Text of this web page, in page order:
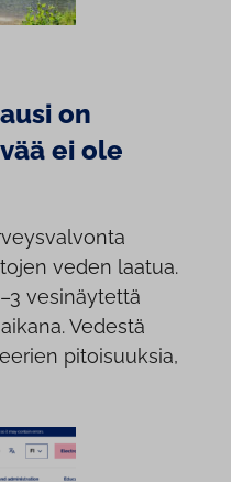
on
ei ole
veden laatua.
vesinäytettä
Vedestä
pitoisuuksia,